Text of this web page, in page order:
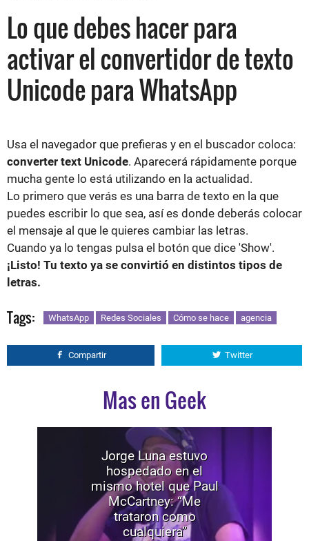
Lo que debes hacer para
activar el convertidor de texto
Unicode para WhatsApp
Usa el navegador que prefieras y en el buscador coloca:
converter text Unicode. Aparecerá rápidamente porque
mucha gente lo está utilizando en la actualidad.
Lo primero que verás es una barra de texto en la que
puedes escribir lo que sea, así es donde deberás colocar
el mensaje al que le quieres cambiar las letras.
Cuando ya lo tengas pulsa el botón que dice 'Show'.
¡Listo! Tu texto ya se convirtió en distintos tipos de
letras.
Tags: WhatsApp Redes Sociales Cómo se hace agencia
Compartir Twitter
Mas en Geek
Jorge Luna estuvo
hospedado en el
mismo hotel que Paul
McCartney: “Me
trataron como
cualquiera”